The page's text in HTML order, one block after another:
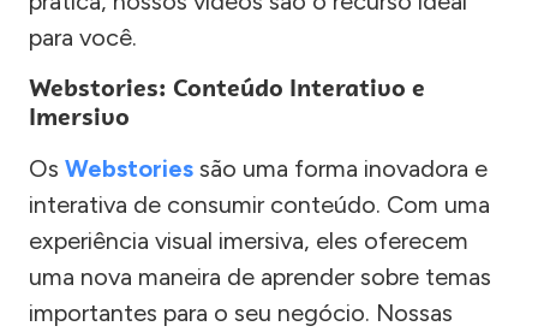
para você.
Webstories: Conteúdo Interativo e
Imersivo
Os Webstories são uma forma inovadora e
interativa de consumir conteúdo. Com uma
experiência visual imersiva, eles oferecem
uma nova maneira de aprender sobre temas
importantes para o seu negócio. Nossas